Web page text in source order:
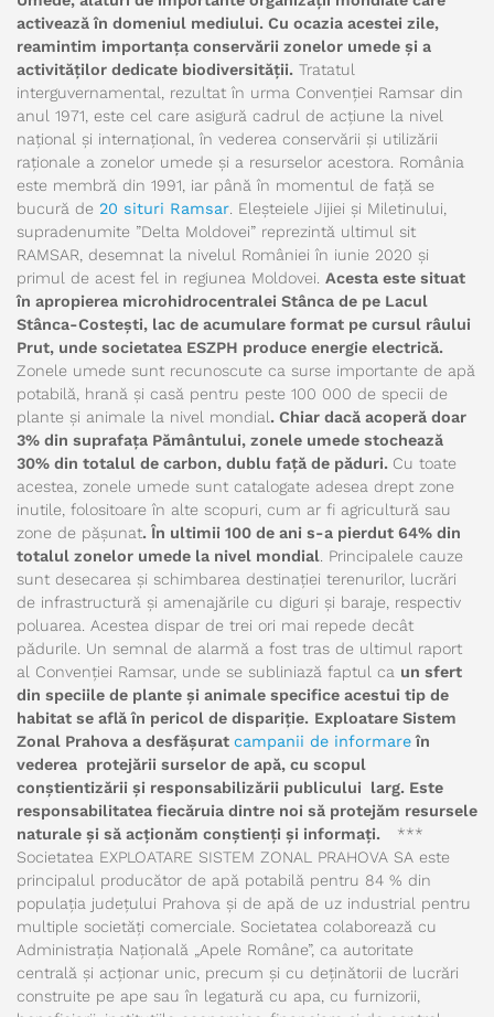
activează în domeniul mediului. Cu ocazia acestei zile,
reamintim importanța conservării zonelor umede și a
activităților dedicate biodiversității. Tratatul
interguvernamental, rezultat în urma Convenției Ramsar din
anul 1971, este cel care asigură cadrul de acţiune la nivel
naţional şi internaţional, în vederea conservării şi utilizării
raţionale a zonelor umede şi a resurselor acestora. România
este membră din 1991, iar până în momentul de față se
bucură de 20 situri Ramsar . Eleşteiele Jijiei şi Miletinului,
supradenumite ”Delta Moldovei” reprezintă ultimul sit
RAMSAR, desemnat la nivelul României în iunie 2020 și
primul de acest fel in regiunea Moldovei. Acesta este situat
în apropierea microhidrocentralei Stânca de pe Lacul
Stânca-Costești, lac de acumulare format pe cursul râului
Prut, unde societatea ESZPH produce energie electrică.
Zonele umede sunt recunoscute ca surse importante de apă
potabilă, hrană și casă pentru peste 100 000 de specii de
plante și animale la nivel mondial. Chiar dacă acoperă doar
3% din suprafața Pământului, zonele umede stochează
30% din totalul de carbon, dublu față de păduri. Cu toate
acestea, zonele umede sunt catalogate adesea drept zone
inutile, folositoare în alte scopuri, cum ar fi agricultură sau
zone de pășunat. În ultimii 100 de ani s-a pierdut 64% din
totalul zonelor umede la nivel mondial . Principalele cauze
sunt desecarea și schimbarea destinației terenurilor, lucrări
de infrastructură și amenajările cu diguri și baraje, respectiv
poluarea. Acestea dispar de trei ori mai repede decât
pădurile. Un semnal de alarmă a fost tras de ultimul raport
al Convenției Ramsar, unde se subliniază faptul ca un sfert
din speciile de plante și animale specifice acestui tip de
habitat se află în pericol de dispariție. Exploatare Sistem
Zonal Prahova a desfășurat campanii de informareîn
vederea protejării surselor de apă, cu scopul
conștientizării și responsabilizării publicului larg. Este
responsabilitatea fiecăruia dintre noi să protejăm resursele
naturale și să acționăm conștienți și informați. ***
Societatea EXPLOATARE SISTEM ZONAL PRAHOVA SA este
principalul producător de apă potabilă pentru 84 % din
populația județului Prahova și de apă de uz industrial pentru
multiple societăți comerciale. Societatea colaborează cu
Administrația Națională „Apele Române”, ca autoritate
centrală și acționar unic, precum și cu deținătorii de lucrări
construite pe ape sau în legatură cu apa, cu furnizorii,